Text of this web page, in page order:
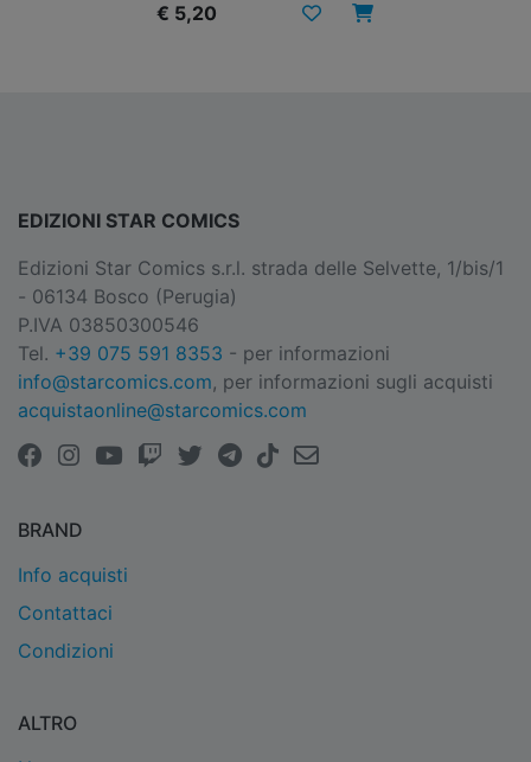
€ 5,20
EDIZIONI STAR COMICS
Edizioni Star Comics s.r.l. strada delle Selvette, 1/bis/1
- 06134 Bosco (Perugia)
P.IVA 03850300546
Tel. +39 075 591 8353 - per informazioni
info@starcomics.com, per informazioni sugli acquisti
acquistaonline@starcomics.com
BRAND
Info acquisti
Contattaci
Condizioni
ALTRO